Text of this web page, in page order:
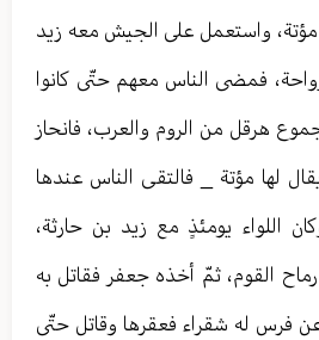
مؤتة، واستعمل على الجيش معه زيد
فمضى الناس معهم حتّى كانوا
هرقل من الروم والعرب، فانحاز
لها مؤتة _ فالتقى الناس عندها
اللواء يومئذٍ مع زيد بن حارثة،
القوم، ثمّ أخذه جعفر فقاتل به
عن فرس له شقراء فعقرها وقاتل حتّى